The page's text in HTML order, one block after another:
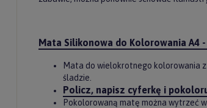
Mata Silikonowa do Kolorowania A4 -
Mata do wielokrotnego kolorowania
śladzie.
Policz, napisz cyferkę i
Pokolorowaną matę można wytrzeć